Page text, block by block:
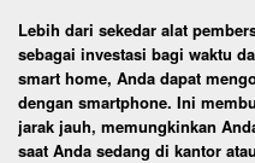
Lebih dari sekedar alat
sebagai investasi bagi waktu
smart home, Anda dapat
dengan smartphone. Ini
jarak jauh, memungkinkan
saat Anda sedang di kantor